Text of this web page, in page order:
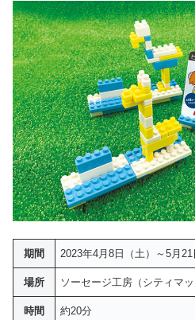
期間 2023年4月8日（土）～5月
場所 ソーセージ工房（シティマ
時間 約20分